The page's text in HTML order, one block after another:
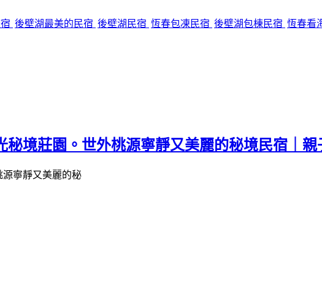
後壁湖最美的民宿 後壁湖民宿 恆春包凍民宿 後壁湖包棟民宿 恆春看
秘境莊園。世外桃源寧靜又美麗的秘境民宿｜親